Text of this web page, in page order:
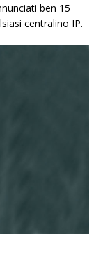
ben 15
centralino IP.